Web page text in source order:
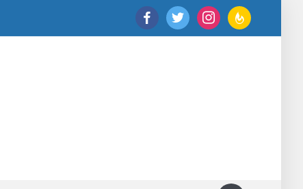
facebooktwitter instagramfeedburner